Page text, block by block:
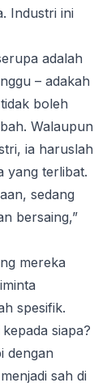
Industri ini
adalah
– adakah
boleh
Walaupun
ia haruslah
yang terlibat.
sedang
bersaing,”
mereka
spesifik.
siapa?
dengan
sah di